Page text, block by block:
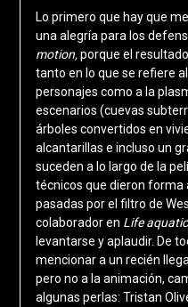
Lo primero que hay que
una alegría para los
motion,porque el
tanto en lo que se refiere
personajes como a la
escenarios (cuevas
árboles convertidos en
alcantarillas e incluso un
suceden a lo largo de la
técnicos que dieron forma
pasadas por el filtro de
colaborador en Life
levantarse y aplaudir. De
mencionar a un recién
pero no a la animación,
algunas perlas: Tristan